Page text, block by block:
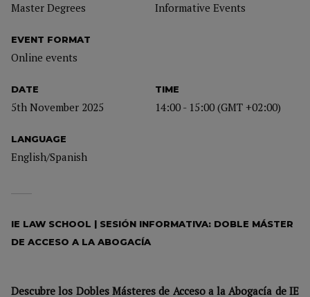
Master Degrees Informative Events
EVENT FORMAT
Online events
DATE
5th November 2025
TIME
14:00 - 15:00 (GMT +02:00)
LANGUAGE
English/Spanish
IE LAW SCHOOL | SESIÓN INFORMATIVA: DOBLE MÁSTER
DE ACCESO A LA ABOGACÍA
Descubre los Dobles Másteres de Acceso a la Abogacía de IE